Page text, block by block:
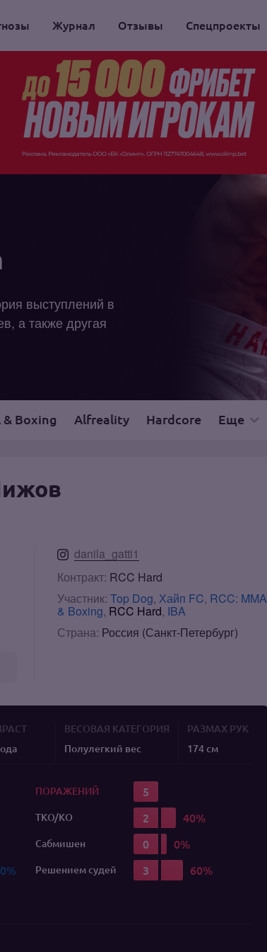
Журнал Отзывы Спецпроекты
выступлений в
а также другая
& Boxing Alfreality Hardcore Еще
danila_gatti1
Контракт: RCC Hard
Участник: Top Dog, Хайп FC, RCC: MMA
& Boxing, RCC Hard, IBA
Страна: Россия (Санкт-Петербург)
ВЕСОВАЯ КАТЕГОРИЯ
Полулегкий вес
РАЗМАХ РУК
174 см
ПОРАЖЕНИЙ 5
TKO/KO 2
Сабмишен 0
Решением судей 3